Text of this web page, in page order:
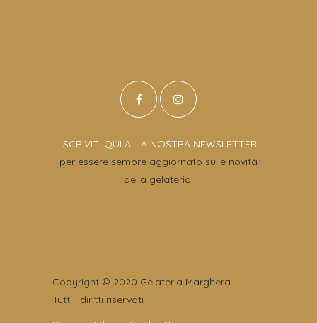
ISCRIVITI QUI ALLA NOSTRA NEWSLETTER
per essere sempre aggiornato sulle novità
della gelateria!
Copyright © 2020 Gelateria Marghera
Tutti i diritti riservati